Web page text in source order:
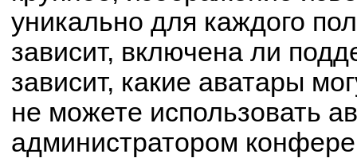
уникально для каждого
зависит, включена ли
зависит, какие аватары
не можете использовать
администратором